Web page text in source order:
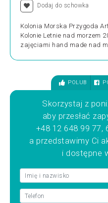
Dodaj do schowka
Kolonia Morska Przygoda
Kolonie Letnie nad morzem
zajęciami hand made nad
POLUB
Skorzystaj z
aby przesłać
+48 12 648 99 77,
a przedstawimy Ci
i dostępne